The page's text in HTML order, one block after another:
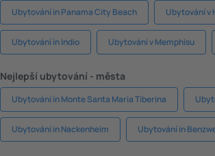
Ubytování in Panama City Beach Ubytování v
Ubytování in Indio Ubytování v Memphisu
Nejlepší ubytování - města
Ubytování in Monte Santa Maria Tiberina
Ubytování in Nackenheim Ubytování in